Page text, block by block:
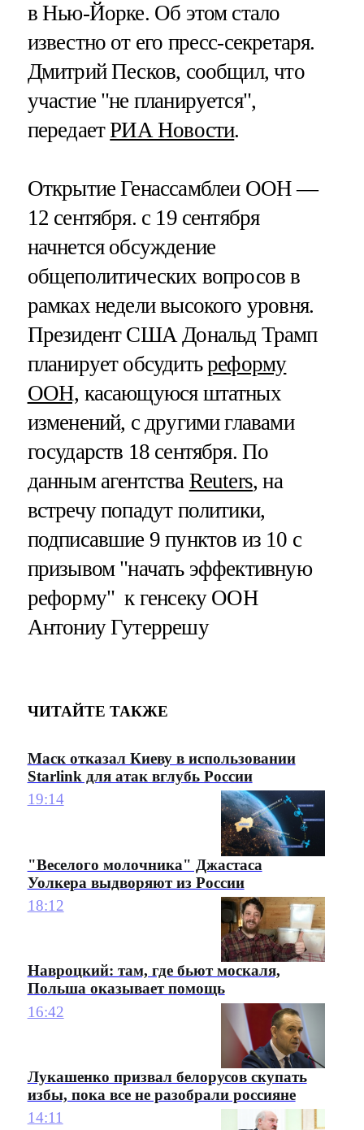
в Нью-Йорке. Об этом стало
известно от его пресс-секретаря.
Дмитрий Песков, сообщил, что
участие "не планируется",
передаетРИА Новости.
Открытие Генассамблеи ООН —
12 сентября. с 19 сентября
начнется обсуждение
общеполитических вопросов в
рамках недели высокого уровня.
Президент США Дональд Трамп
планирует обсудитьреформу
ООН, касающуюся штатных
изменений, с другими главами
государств 18 сентября. По
данным агентства Reuters, на
встречу попадут политики,
подписавшие 9 пунктов из 10 с
призывом "начать эффективную
реформу" к генсеку ООН
Антониу Гутеррешу
ЧИТАЙТЕ ТАКЖЕ
Маск отказал Киеву в использовании
Starlink для атак вглубь России
19:14
"Веселого молочника" Джастаса
Уолкера выдворяют из России
18:12
Навроцкий: там, где бьют москаля,
Польша оказывает помощь
16:42
Лукашенко призвал белорусов скупать
избы, пока все не разобрали россияне
14:11